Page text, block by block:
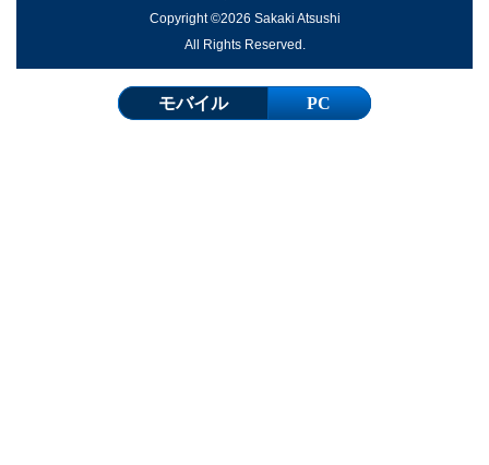
Copyright ©2026 Sakaki Atsushi
All Rights Reserved.
モバイル PC